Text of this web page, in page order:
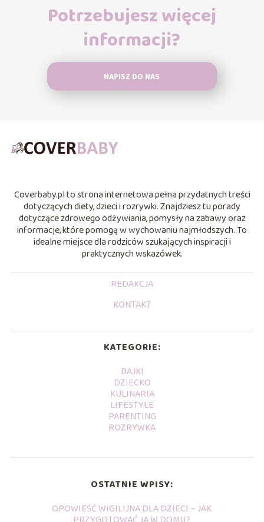
Potrzebujesz więcej
informacji?
NAPISZ DO NAS
Coverbaby.pl to strona internetowa pełna przydatnych treści
dotyczących diety, dzieci i rozrywki. Znajdziesz tu porady
dotyczące zdrowego odżywiania, pomysły na zabawy oraz
informacje, które pomogą w wychowaniu najmłodszych. To
idealne miejsce dla rodziców szukających inspiracji i
praktycznych wskazówek.
REDAKCJA
KONTAKT
KATEGORIE:
BAJKI
DZIECKO
KULINARIA
LIFESTYLE
PARENTING
ROZRYWKA
OSTATNIE WPISY:
OPOWIEŚĆ WIGILIJNA DLA DZIECI – JAK